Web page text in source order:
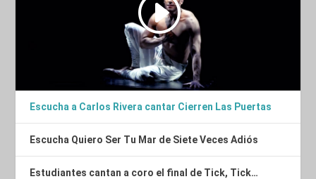
Escucha a Carlos Rivera cantar Cierren Las Puertas
Escucha Quiero Ser Tu Mar de Siete Veces Adiós
Estudiantes cantan a coro el final de Tick, Tick…